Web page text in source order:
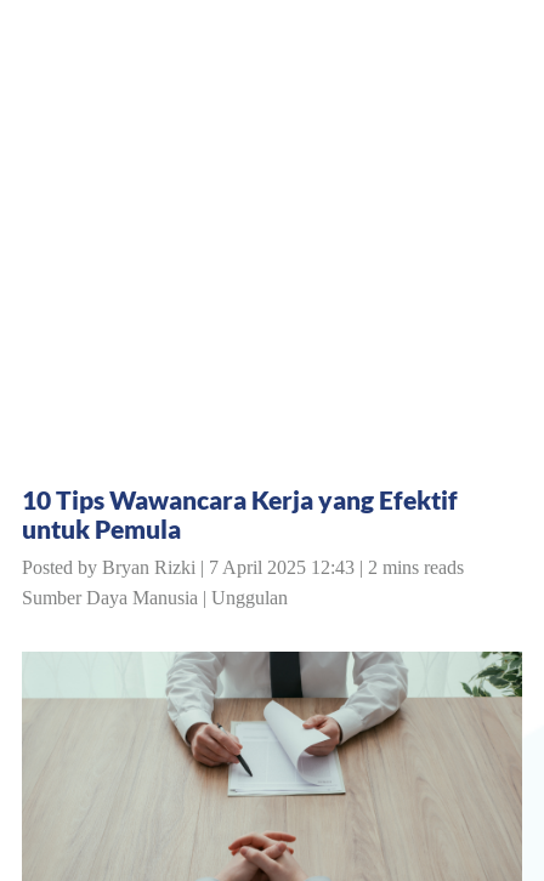
10 Tips Wawancara Kerja yang Efektif
untuk Pemula
Posted by Bryan Rizki | 7 April 2025 12:43 | 2 mins reads
Sumber Daya Manusia | Unggulan